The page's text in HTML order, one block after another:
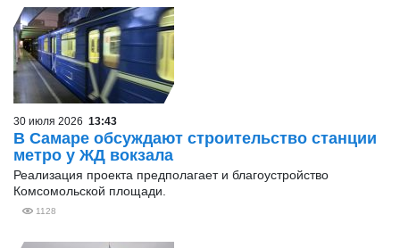
30 июля 2026 13:43
В Самаре обсуждают строительство станции
метро у ЖД вокзала
Реализация проекта предполагает и благоустройство
Комсомольской площади.
1128